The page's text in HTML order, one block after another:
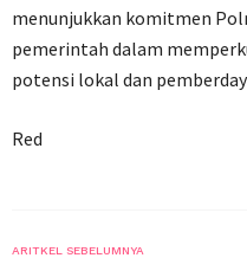
menunjukkan komitmen
pemerintah dalam
potensi lokal dan
Red
ARITKEL SEBELUMNYA